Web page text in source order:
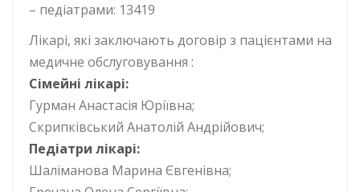
– педіатрами: 13419
Лікарі, які заключають договір з пацієнтами на
медичне обслуговування :
Сімейні лікарі:
Гурман Анастасія Юріївна;
Скрипківський Анатолій Андрійович;
Педіатри лікарі:
Шаліманова Марина Євгенівна;